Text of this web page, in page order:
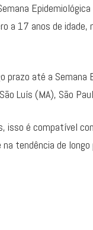
a 17 anos de idade,
até a Semana
Luís (MA), São
é compatível
tendência de